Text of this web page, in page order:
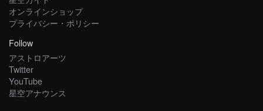
オンラインショップ
プライバシー・ポリシー
Follow
アストロアーツ
Twitter
YouTube
星空アナウンス